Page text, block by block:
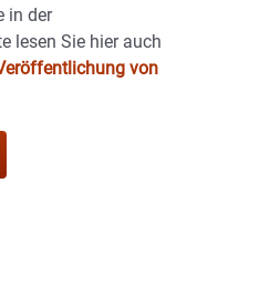
in der
lesen Sie hier auch
von